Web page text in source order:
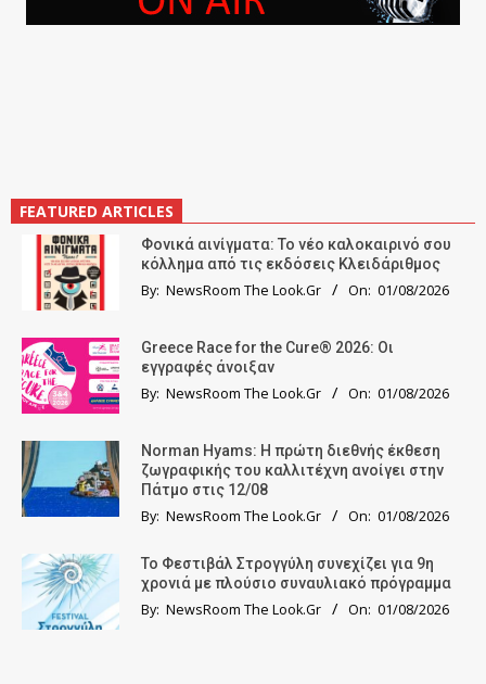
FEATURED ARTICLES
Φονικά αινίγματα: Το νέο καλοκαιρινό σου
κόλλημα από τις εκδόσεις Κλειδάριθμος
By: NewsRoom The Look.Gr On: 01/08/2026
Greece Race for the Cure® 2026: Οι
εγγραφές άνοιξαν
By: NewsRoom The Look.Gr On: 01/08/2026
Norman Hyams: Η πρώτη διεθνής έκθεση
ζωγραφικής του καλλιτέχνη ανοίγει στην
Πάτμο στις 12/08
By: NewsRoom The Look.Gr On: 01/08/2026
Το Φεστιβάλ Στρογγύλη συνεχίζει για 9η
χρονιά με πλούσιο συναυλιακό πρόγραμμα
By: NewsRoom The Look.Gr On: 01/08/2026